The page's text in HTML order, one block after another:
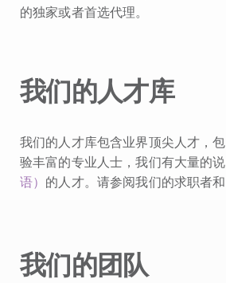
的独家或者首选代理。
我们的人才库
我们的人才库包含业界顶尖人才，
验丰富的专业人士，我们有大量的说
语） 的人才。请参阅我们的求职者
我们的团队